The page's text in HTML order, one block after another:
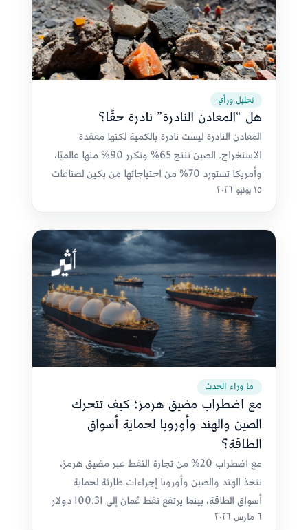
تحليل ورأي
هل “المعادن النادرة” نادرة حقًا؟
المعادن النادرة ليست نادرة بالكمية لكنها معقدة
الاستخراج. الصين تنتج 65% وتكرر 90% منها عالميًا،
وأمريكا تستورد 70% من احتياجاتها من بكين لصناعات
عسكرية حساسة
١٥ يونيو ٢٠٢٦
ما وراء الحدث
مع اضطراب مضيق هرمز؛ كيف تتحرك
الصين والهند وأوروبا لحماية أسواق
الطاقة؟
مع اضطراب 20% من تجارة النفط عبر مضيق هرمز،
تتخذ الهند والصين وأوروبا إجراءات طارئة لحماية
أسواق الطاقة، بينما يرتفع نفط عُمان إلى 100.31 دولار
متجاوزًا سعر الميزانية
٦ مارس ٢٠٢٦